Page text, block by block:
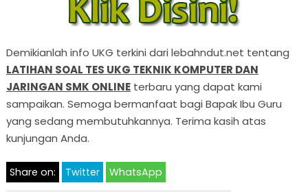
Demikianlah info UKG terkini dari lebahndut.net tentang
LATIHAN SOAL TES UKG TEKNIK KOMPUTER DAN
JARINGAN SMK ONLINEterbaru yang dapat kami
sampaikan. Semoga bermanfaat bagi Bapak Ibu Guru
yang sedang membutuhkannya. Terima kasih atas
kunjungan Anda.
Share on: Twitter WhatsApp